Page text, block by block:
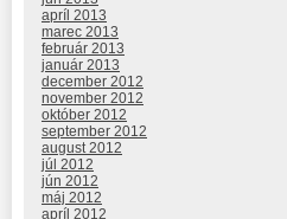
apríl 2013
marec 2013
február 2013
január 2013
december 2012
november 2012
október 2012
september 2012
august 2012
júl 2012
jún 2012
máj 2012
apríl 2012